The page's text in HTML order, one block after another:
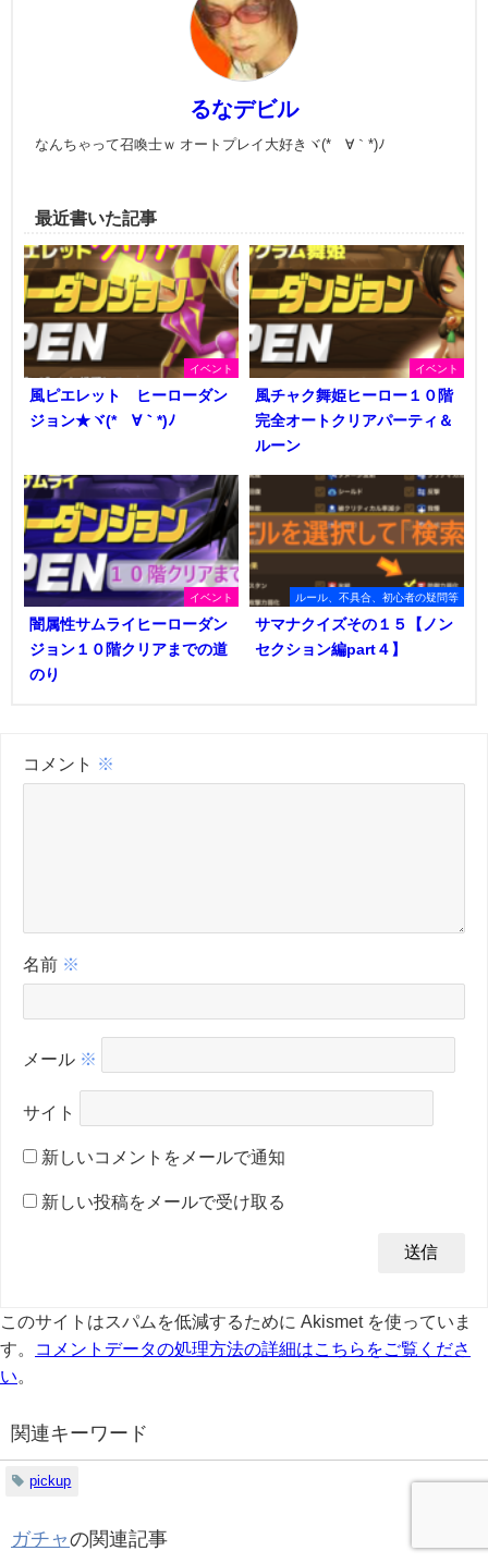
るなデビル
なんちゃって召喚士ｗ オートプレイ大好きヾ(*´∀｀*)ﾉ
最近書いた記事
イベント
風ピエレット ヒーローダン
ジョン★ヾ(*´∀｀*)ﾉ
イベント
風チャク舞姫ヒーロー１０階
完全オートクリアパーティ＆
ルーン
イベント
闇属性サムライヒーローダン
ジョン１０階クリアまでの道
のり
ルール、不具合、初心者の疑問等
サマナクイズその１５【ノン
セクション編part４】
コメント ※
名前 ※
メール ※
サイト
新しいコメントをメールで通知
新しい投稿をメールで受け取る
このサイトはスパムを低減するために Akismet を使っていま
す。
コメントデータの処理方法の詳細はこちらをご覧くださ
い。
関連キーワード
pickup
ガチャの関連記事